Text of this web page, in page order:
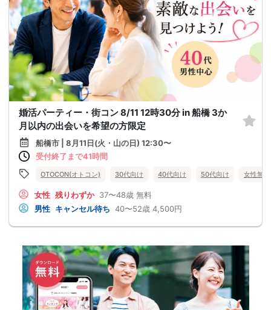
婚活パーティー・街コン 8/11 12時30分 in 船橋 3か
月以内の出会いを希望の方限定
船橋市 | 8月11日(火・山の日) 12:30〜
受付終了まで41時間
OTOCON(オトコン) 30代向け 40代向け 50代向け 女性無料
女性 残りわずか 37〜48歳 無料
男性 キャンセル待ち 40〜52歳 4,500円